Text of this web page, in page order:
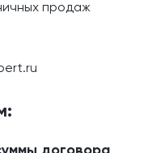
продаж